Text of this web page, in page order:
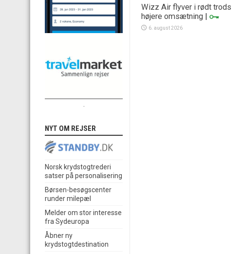
Wizz Air flyver i rødt trods
højere omsætning
6. august 2026
NYT OM REJSER
Norsk krydstogtrederi
satser på personalisering
Børsen-besøgscenter
runder milepæl
Melder om stor interesse
fra Sydeuropa
Åbner ny
krydstogtdestination